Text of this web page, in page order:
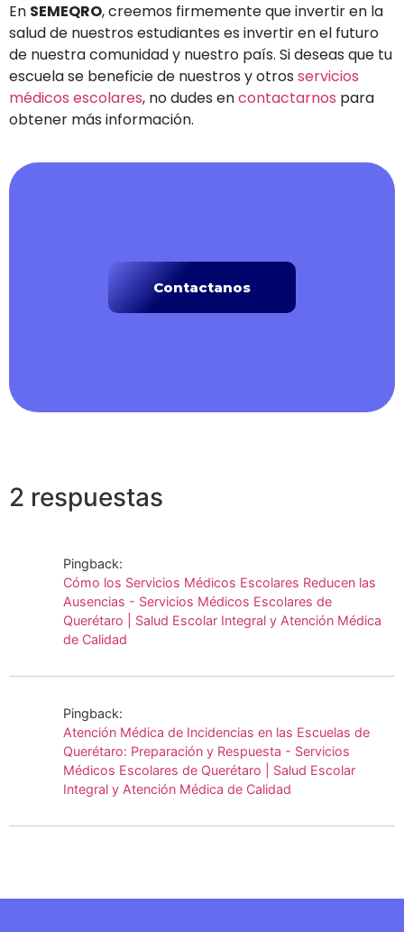
En SEMEQRO, creemos firmemente que invertir en la
salud de nuestros estudiantes es invertir en el futuro
de nuestra comunidad y nuestro país. Si deseas que tu
escuela se beneficie de nuestros y otros servicios
médicos escolares, no dudes encontactarnos para
obtener más información.
Contactanos
2 respuestas
Pingback:
Cómo los Servicios Médicos Escolares Reducen las
Ausencias - Servicios Médicos Escolares de
Querétaro | Salud Escolar Integral y Atención Médica
de Calidad
Pingback:
Atención Médica de Incidencias en las Escuelas de
Querétaro: Preparación y Respuesta - Servicios
Médicos Escolares de Querétaro | Salud Escolar
Integral y Atención Médica de Calidad